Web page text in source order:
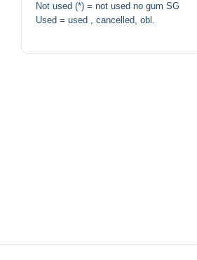
Not used (*) = not used no gum SG
Used = used , cancelled, obl.